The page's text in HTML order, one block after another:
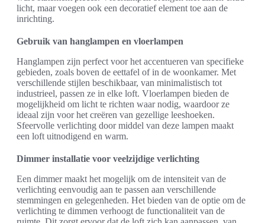
licht, maar voegen ook een decoratief element toe aan de
inrichting.
Gebruik van hanglampen en vloerlampen
Hanglampen zijn perfect voor het accentueren van specifieke
gebieden, zoals boven de eettafel of in de woonkamer. Met
verschillende stijlen beschikbaar, van minimalistisch tot
industrieel, passen ze in elke loft. Vloerlampen bieden de
mogelijkheid om licht te richten waar nodig, waardoor ze
ideaal zijn voor het creëren van gezellige leeshoeken.
Sfeervolle verlichting door middel van deze lampen maakt
een loft uitnodigend en warm.
Dimmer installatie voor veelzijdige verlichting
Een dimmer maakt het mogelijk om de intensiteit van de
verlichting eenvoudig aan te passen aan verschillende
stemmingen en gelegenheden. Het bieden van de optie om de
verlichting te dimmen verhoogt de functionaliteit van de